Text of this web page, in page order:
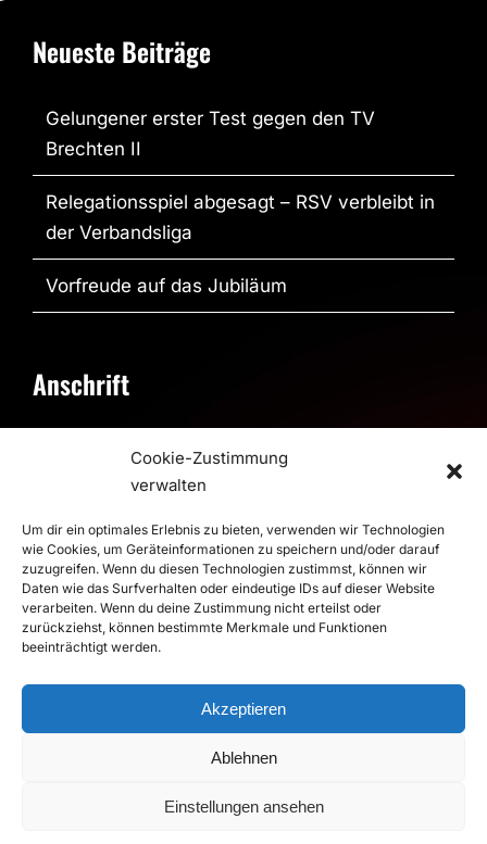
Cookie-Zustimmung
verwalten
Um dir ein optimales Erlebnis zu bieten, verwenden wir Technologien
wie Cookies, um Geräteinformationen zu speichern und/oder darauf
zuzugreifen. Wenn du diesen Technologien zustimmst, können wir
Daten wie das Surfverhalten oder eindeutige IDs auf dieser Website
verarbeiten. Wenn du deine Zustimmung nicht erteilst oder
zurückziehst, können bestimmte Merkmale und Funktionen
beeinträchtigt werden.
Akzeptieren
Ablehnen
Einstellungen ansehen
Neueste Beiträge
Gelungener erster Test gegen den TV
Brechten II
Relegationsspiel abgesagt – RSV verbleibt in
der Verbandsliga
Vorfreude auf das Jubiläum
Anschrift
Postanschrift
RSV Altenbögge-Bönen 1951 e.V.
Sporthalle
Sporthalle im Schulzentrum
Pestalozzistraße, 59199 Bönen
>Route
© 2026 RSV Altenbögge-Bönen 1951 e.V. Handball - Die
Impressum